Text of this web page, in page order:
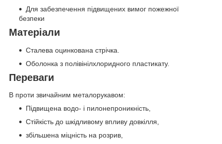
Для забезпечення підвищених вимог пожежної
безпеки
Матеріали
Сталева оцинкована стрічка.
Оболонка з полівінілхлоридного пластикату.
Переваги
В проти звичайним металорукавом:
Підвищена водо- і пилонепроникність,
Стійкість до шкідливому впливу довкілля,
збільшена міцність на розрив,